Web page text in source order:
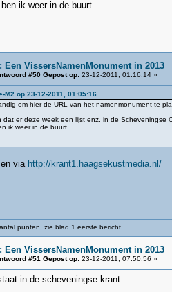
ik weer in de buurt.
Een VissersNamenMonument in 2013
#50 Gepost op:23-12-2011, 01:16:14 »
M2 op 23-12-2011, 01:05:16
om hier de URL van het namenmonument te
dat er deze week een lijst enz. in de Scheveningse
ik weer in de buurt.
via http://krant1.haagsekustmedia.nl/
punten, zie blad 1 eerste bericht.
Een VissersNamenMonument in 2013
#51 Gepost op:23-12-2011, 07:50:56 »
in de scheveningse krant